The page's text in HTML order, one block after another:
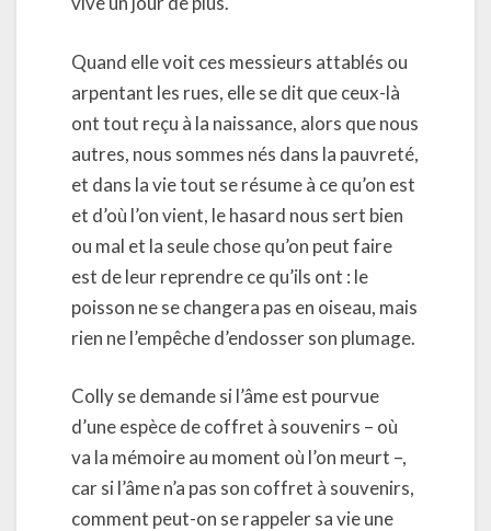
Quand elle voit ces messieurs attablés ou
arpentant les rues, elle se dit que ceux-là
ont tout reçu à la naissance, alors que nous
autres, nous sommes nés dans la pauvreté,
et dans la vie tout se résume à ce qu’on est
et d’où l’on vient, le hasard nous sert bien
ou mal et la seule chose qu’on peut faire
est de leur reprendre ce qu’ils ont : le
poisson ne se changera pas en oiseau, mais
rien ne l’empêche d’endosser son plumage.
Colly se demande si l’âme est pourvue
d’une espèce de coffret à souvenirs – où
va la mémoire au moment où l’on meurt –,
car si l’âme n’a pas son coffret à souvenirs,
comment peut-on se rappeler sa vie une